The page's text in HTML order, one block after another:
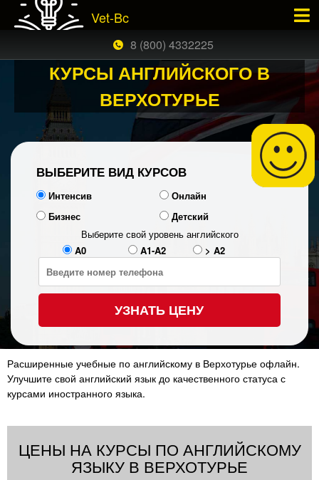
Vet-Bc
8 (800) 4332225
КУРСЫ АНГЛИЙСКОГО В
ВЕРХОТУРЬЕ
ВЫБЕРИТЕ ВИД КУРСОВ
Интенсив
Онлайн
Бизнес
Детский
Выберите свой уровень английского
A0
A1-A2 > A2
УЗНАТЬ ЦЕНУ
Расширенные учебные по английскому в Верхотурье офлайн.
Улучшите свой английский язык до качественного статуса с
курсами иностранного языка.
ЦЕНЫ НА КУРСЫ ПО АНГЛИЙСКОМУ
ЯЗЫКУ В ВЕРХОТУРЬЕ
ЗАКАЗАТЬ БЕСПЛАТНЫЙ ЗВОНОК ×